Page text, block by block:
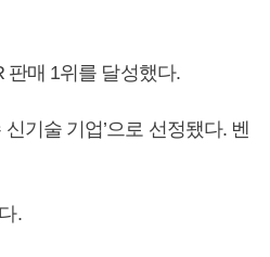
판매 1위를 달성했다.
기술 기업’으로 선정됐다. 벤
.